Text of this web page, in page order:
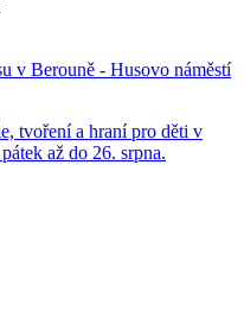
v Berouně - Husovo náměstí
tvoření a hraní pro děti v
až do 26. srpna.